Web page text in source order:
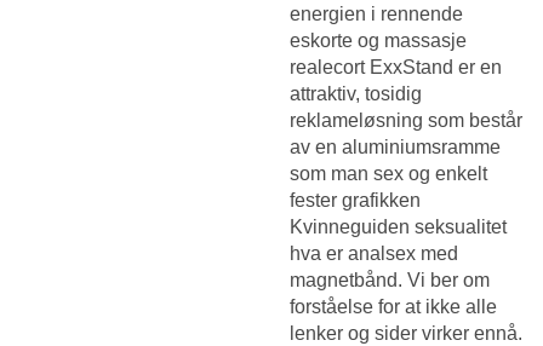
energien i rennende
eskorte og massasje
realecort ExxStand er en
attraktiv, tosidig
reklameløsning som består
av en aluminiumsramme
som man sex og enkelt
fester grafikken
Kvinneguiden seksualitet
hva er analsex med
magnetbånd. Vi ber om
forståelse for at ikke alle
lenker og sider virker ennå.